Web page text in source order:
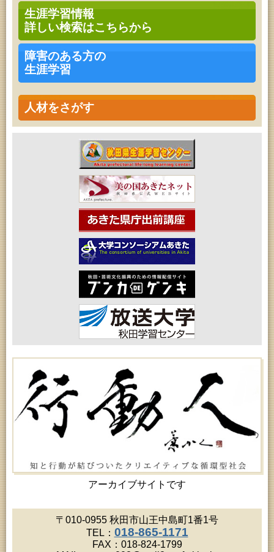
生涯学習情報
詳しい検索はこちらから
障害のある方の
生涯学習
人材をさがす
アーカイブサイトです
乳幼児教育・青少年教育「おはなしの会」
2026年08月17日 (秋田市)
高齢者教育「茨島七丁目地区高齢者学級」
2026年08月17日 (秋田市)
家庭教育「わくわく家族講座」
2026年08月17日 (秋田市)
女性教育「ミセスセミナー大住」
2026年08月18日 (秋田市)
乳幼児教育「ペンギン幼児学級」
2026年08月18日 (秋田市)
高齢者教育「泉地区高齢者学級」
2026年08月18日 (秋田市)
乳幼児・青少年教育「おはなしの会」
2026年08月18日 (秋田市)
女性教育「保戸野女性学級」
2026年08月18日 (秋田市)
高齢者教育「秋田おもと高齢者大学」
2026年08月19日 (秋田市)
成人教育「市民大学講座『佐竹史料館展示資料から
見る秋田藩と佐竹氏』」
2026年08月19日 (秋田市)
高齢者教育「川尻地区高齢者学級」
2026年08月19日 (秋田市)
女性教育「ひろば女性学級」
2026年08月19日 (秋田市)
高齢者教育「北部高齢者大学」
2026年08月20日 (秋田市)
女性教育「八橋ひまわり女性学級」
2026年08月20日 (秋田市)
乳幼児教育「カンガルー乳幼児学級」
2026年08月20日 (秋田市)
女性教育「あかしあ婦人学級」
2026年08月20日 (秋田市)
女性教育「女性セミナー『ゆうわ』」
2026年08月20日 (秋田市)
成人教育「夏の暑さに負けない薬膳料理教室」
2026年08月21日 (秋田市)
高齢者教育「保戸野地区高齢者学級」
2026年08月21日 (秋田市)
成人教育「市民体験活動推進事業『料理教室』」
2026年08月22日 (秋田市)
乳幼児・青少年教育「英語で楽しむおはなしの会」
2026年08月22日 (秋田市)
ンコインコンサートVol.68）
2026年08月22日 (能代市)
市民おもしろ塾2026年8月例会 第177回「菅江真澄
が見た能代山本」
〒010-0955 秋田市山王中島町1番1号
TEL： 018-865-1171
FAX：018-824-1799